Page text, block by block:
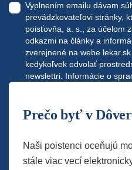
Vyplnením emailu dávam
prevádzkovateľovi stránky,
poisťovňa, a. s., za účelom
odkazmi na články a
zverejnené na webe lekar.sk
kedykoľvek odvolať
newslettri. Informácie o
Prečo byť v
Naši poistenci oceňujú
stále viac vecí